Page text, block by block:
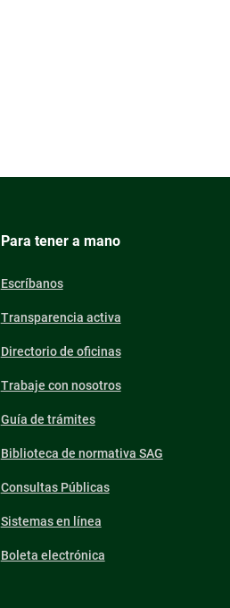
Para tener a mano
Escríbanos
Transparencia activa
Directorio de oficinas
Trabaje con nosotros
Guía de trámites
Biblioteca de normativa SAG
Consultas Públicas
Sistemas en línea
Boleta electrónica